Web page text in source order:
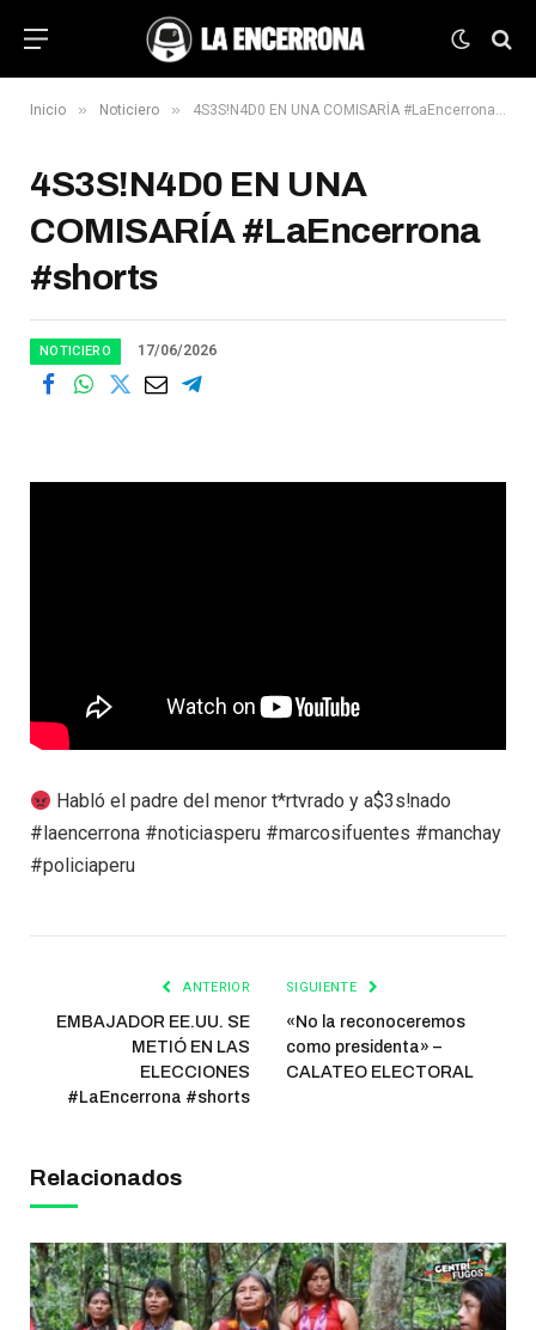
Inicio » Noticiero » 4S3S!N4D0 EN UNA COMISARÍA #LaEncerrona #shorts
4S3S!N4D0 EN UNA
COMISARÍA #LaEncerrona
#shorts
NOTICIERO 17/06/2026
Habló el padre del menor t*rtvrado y a$3s!nado
#laencerrona #noticiasperu #marcosifuentes #manchay
#policiaperu
ANTERIOR
EMBAJADOR EE.UU. SE
METIÓ EN LAS
ELECCIONES
#LaEncerrona #shorts
SIGUIENTE
«No la reconoceremos
como presidenta» –
CALATEO ELECTORAL
Relacionados